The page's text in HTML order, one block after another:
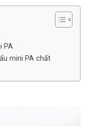
PA
mini PA chất